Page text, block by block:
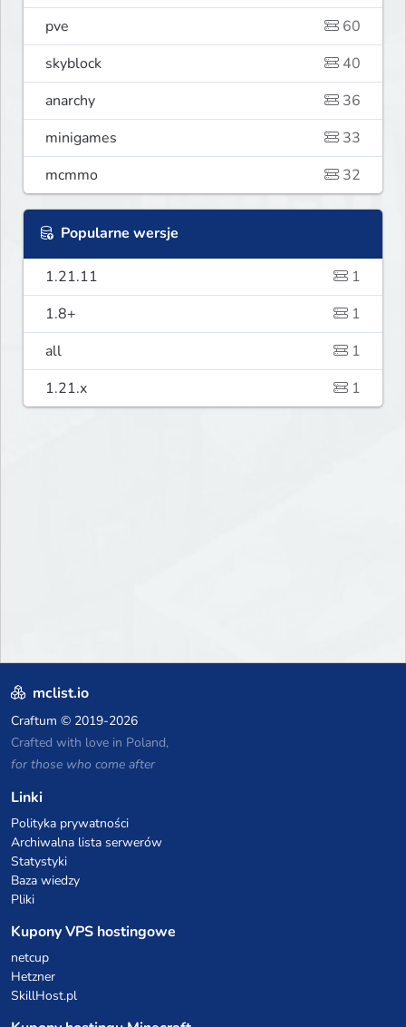
pve
60
skyblock
40
anarchy
36
minigames
33
mcmmo
32
Popularne wersje
1.21.11
1
1.8+
1
all
1
1.21.x
1
mclist.io
Craftum © 2019-2026
Crafted with love in Poland,
for those who come after
Linki
Polityka prywatności
Archiwalna lista serwerów
Statystyki
Baza wiedzy
Pliki
Kupony VPS hostingowe
netcup
Hetzner
SkillHost.pl